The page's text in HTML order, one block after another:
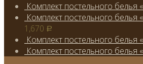
Комплект постельного белья
Комплект постельного белья
1,670 Р
Комплект постельного белья
Комплект постельного белья